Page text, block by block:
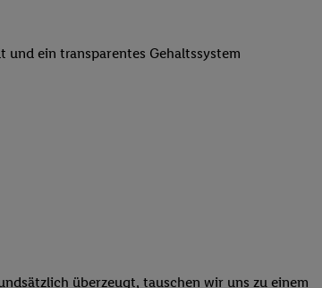
ein transparentes Gehaltssystem
überzeugt, tauschen wir uns zu einem